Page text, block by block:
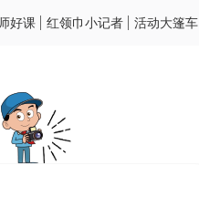
好课 红领巾小记者 活动大篷车